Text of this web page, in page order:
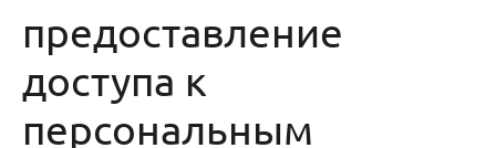
предоставление
доступа к
персональным